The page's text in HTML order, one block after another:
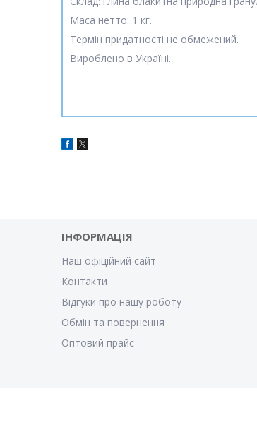
Маса нетто: 1 кг.
Термін придатності не обмежений.
Вироблено в Україні.
ІНФОРМАЦІЯ
Наш офіційний сайт
Контакти
Відгуки про нашу роботу
Обмін та повернення
Оптовий прайс